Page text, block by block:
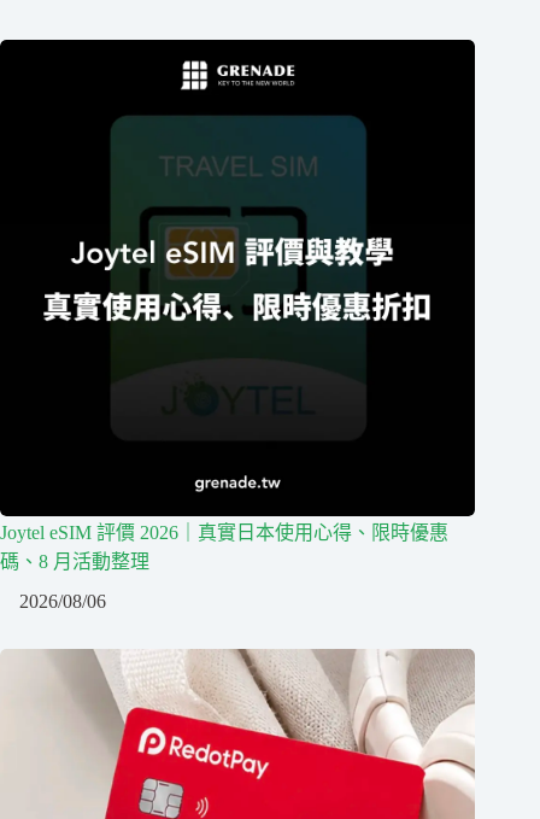
Joytel eSIM 評價 2026｜真實日本使用心得、限時優惠
碼、8 月活動整理
2026/08/06